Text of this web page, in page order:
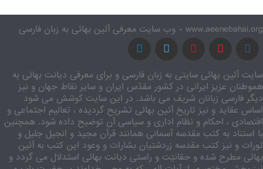
www.aeenebahai.org - وب سایت معرفی آئین بهائی به زبان فارسی
سایت آئین بهائی سایتی به زبان فارسی و برای معرفی دیانت بهائی به
هموطنان عزیز ایرانی در کشور مقدّس ایران و سایر نقاط جهان و نیز
دیگر فارسی زبانان شریف می باشد. در این سایت کوشش می شود
اساس عقاید و نیز تاریخ آئین بهائی تشریح گردیده ، تعالیم اجتماعی و
اقتصادی ، احکام و نظام اداری و سیاسی آن توضیح داده شود. همچنین
با استناد به کتب مقدسه آسمانی همانند قرآن مجید و انجیل جلیل و
تورات و نیز کتب مقدسه زردشتیان بشارات و وعود این کتب به آئین
بهائی مطرح شده و حقانیّت و راستی دیانت بهائی استدلال می گردد و